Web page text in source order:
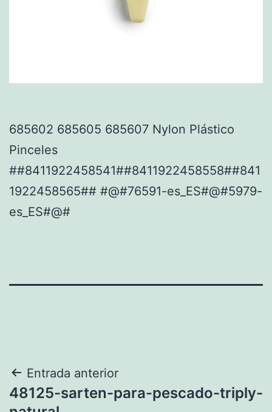
685602 685605 685607 Nylon Plástico
Pinceles
##8411922458541##8411922458558##841
1922458565## #@#76591-es_ES#@#5979-
es_ES#@#
Navegación
de
Entrada anterior
48125-sarten-para-pescado-triply-